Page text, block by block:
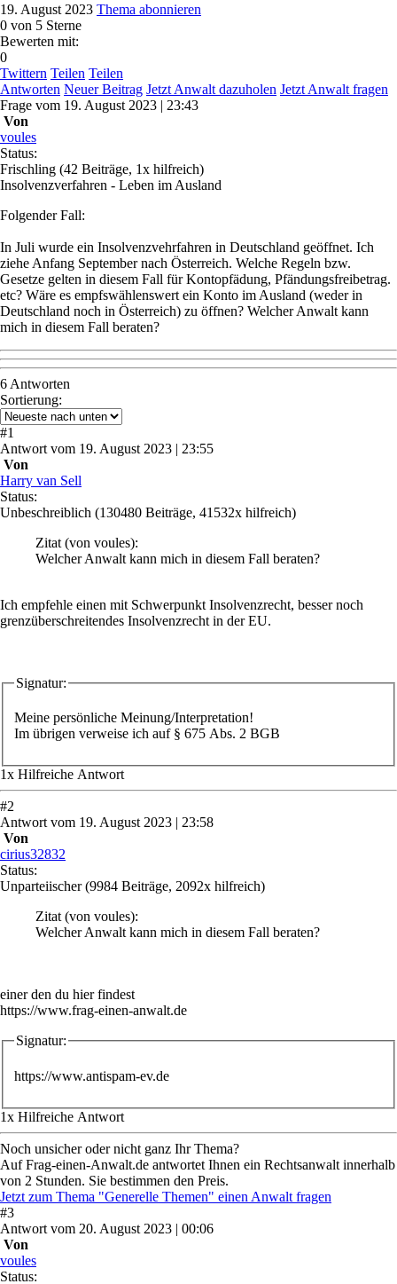
19. August 2023 Thema abonnieren
0 von 5 Sterne
Bewerten mit:
0
Twittern Teilen Teilen
Antworten Neuer Beitrag Jetzt Anwalt dazuholen Jetzt Anwalt fragen
Frage vom 19. August 2023 | 23:43
Von
voules
Status:
Frischling (42 Beiträge, 1x hilfreich)
Insolvenzverfahren - Leben im Ausland
Folgender Fall:
In Juli wurde ein Insolvenzvehrfahren in Deutschland geöffnet. Ich
ziehe Anfang September nach Österreich. Welche Regeln bzw.
Gesetze gelten in diesem Fall für Kontopfädung, Pfändungsfreibetrag.
etc? Wäre es empfswählenswert ein Konto im Ausland (weder in
Deutschland noch in Österreich) zu öffnen? Welcher Anwalt kann
mich in diesem Fall beraten?
6 Antworten
Sortierung:
#1
Antwort vom 19. August 2023 | 23:55
Von
Harry van Sell
Status:
Unbeschreiblich (130480 Beiträge, 41532x hilfreich)
Zitat (von voules):
Welcher Anwalt kann mich in diesem Fall beraten?
Ich empfehle einen mit Schwerpunkt Insolvenzrecht, besser noch
grenzüberschreitendes Insolvenzrecht in der EU.
Signatur:
Meine persönliche Meinung/Interpretation!
Im übrigen verweise ich auf § 675 Abs. 2 BGB
1x Hilfreiche Antwort
#2
Antwortvom 19. August 2023 | 23:58
Von
cirius32832
Status:
Unparteiischer (9984 Beiträge, 2092x hilfreich)
Zitat(von voules):
Welcher Anwalt kann mich in diesem Fall beraten?
einer den du hier findest
https://www.frag-einen-anwalt.de
Signatur:
https://www.antispam-ev.de
1x Hilfreiche Antwort
Noch unsicher oder nicht ganz Ihr Thema?
Auf Frag-einen-Anwalt.de antwortet Ihnen ein Rechtsanwalt innerhalb
von 2 Stunden. Sie bestimmen den Preis.
Jetzt zum Thema "Generelle Themen" einen Anwalt fragen
#3
Antwort vom 20. August 2023 | 00:06
Von
voules
Status: